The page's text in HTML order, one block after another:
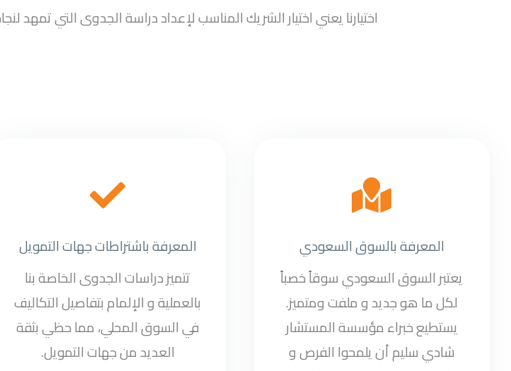
اختيارنا يعني اختيار الشريك المناسب لإعداد دراسة الجدوى التي
المعرفة بالسوق السعودي
يعتبر السوق السعودي سوقاً خصباً
لكل ما هو جديد و ملفت ومتميز.
يستطيع خبراء مؤسسة المستشار
شادي سليم أن يلمحوا الفرص و
المعرفة باشتراطات جهات التمويل
تتميز دراسات الجدوى الخاصة بنا
بالعملية و الإلمام بتفاصيل التكاليف
في السوق المحلي، مما حظي بثقة
العديد من جهات التمويل.